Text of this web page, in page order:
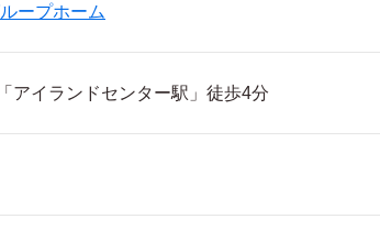
ープホーム
アイランドセンター駅」徒歩4分